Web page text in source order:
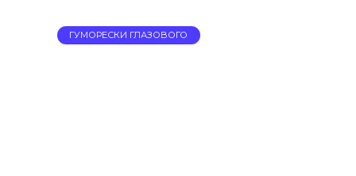
ГУМОРЕСКИ ГЛАЗОВОГО